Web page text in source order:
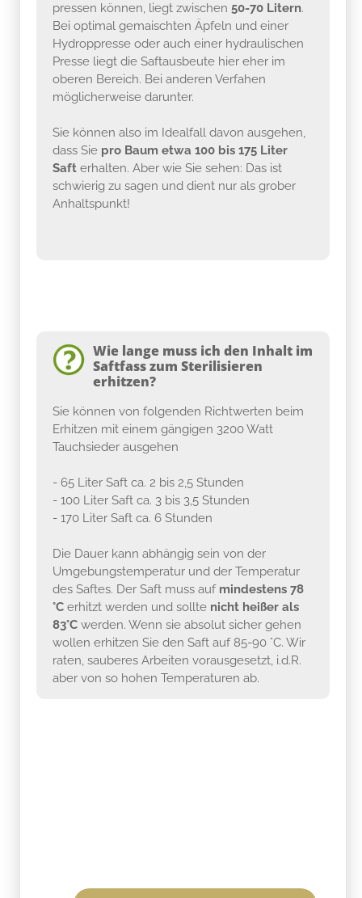
pressen können, liegt zwischen 50-70 Litern.
Bei optimal gemaischten Äpfeln und einer
Hydroppresse oder auch einer hydraulischen
Presse liegt die Saftausbeute hier eher im
oberen Bereich. Bei anderen Verfahen
möglicherweise darunter.
Sie können also im Idealfall davon ausgehen,
dass Sie pro Baum etwa 100 bis 175 Liter
Saft erhalten. Aber wie Sie sehen: Das ist
schwierig zu sagen und dient nur als grober
Anhaltspunkt!
Wie lange muss ich den Inhalt im
Saftfass zum Sterilisieren
erhitzen?
Sie können von folgenden Richtwerten beim
Erhitzen mit einem gängigen 3200 Watt
Tauchsieder ausgehen
- 65 Liter Saft ca. 2 bis 2,5 Stunden
- 100 Liter Saft ca. 3 bis 3,5 Stunden
- 170 Liter Saft ca. 6 Stunden
Die Dauer kann abhängig sein von der
Umgebungstemperatur und der Temperatur
des Saftes. Der Saft muss auf mindestens 78
°C erhitzt werden und sollte nicht heißer als
83°C werden. Wenn sie absolut sicher gehen
wollen erhitzen Sie den Saft auf 85-90 °C. Wir
raten, sauberes Arbeiten vorausgesetzt, i.d.R.
aber von so hohen Temperaturen ab.